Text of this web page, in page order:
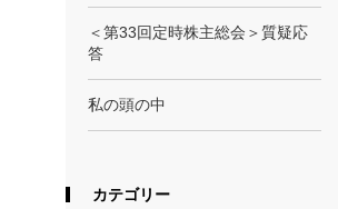
＜第33回定時株主総会＞質疑応
答
私の頭の中
カテゴリー